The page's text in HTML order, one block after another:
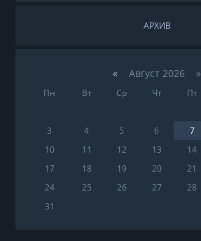
АРХИВ
«Август 2026 »
Пн Вт Ср Чт Пт
3
4 5 6 7
10
11 12 13 14
17
18 19 20 21
24
25 26 27 28
31